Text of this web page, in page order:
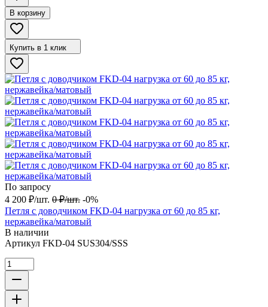
В корзину
Купить в 1 клик
По запросу
4 200 ₽/шт. 0 ₽/шт. -0%
Петля с доводчиком FKD-04 нагрузка от 60 до 85 кг,
нержавейка/матовый
В наличии
Артикул FKD-04 SUS304/SSS